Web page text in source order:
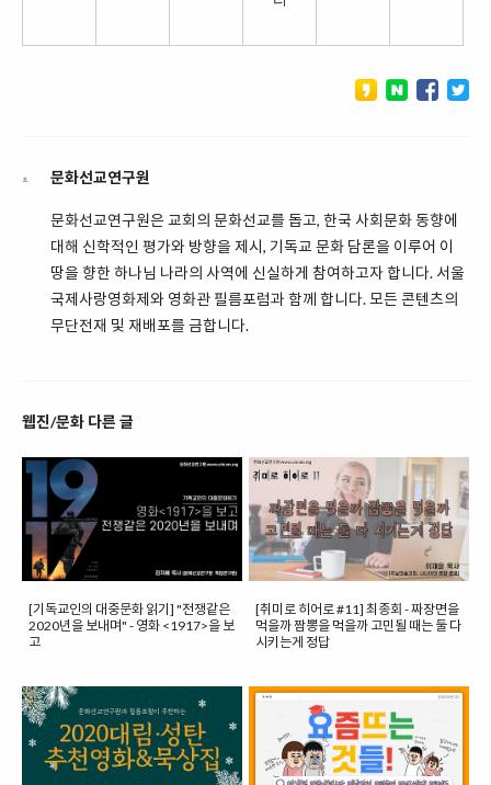
문화선교연구원
문화선교연구원은 교회의 문화선교를 돕고, 한국 사회문화 동향에
대해 신학적인 평가와 방향을 제시, 기독교 문화 담론을 이루어 이
땅을 향한 하나님 나라의 사역에 신실하게 참여하고자 합니다. 서울
국제사랑영화제와 영화관 필름포럼과 함께 합니다. 모든 콘텐츠의
무단전재 및 재배포를 금합니다.
웹진/문화 다른 글
[기독교인의 대중문화 읽기] "전쟁같은
2020년을 보내며" - 영화 <1917>을 보
고
[취미로 히어로 #11] 최종회 - 짜장면을
먹을까 짬뽕을 먹을까 고민될 때는 둘 다
시키는게 정답